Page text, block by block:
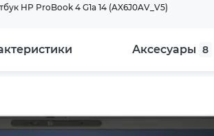
HP ProBook 4 G1a 14 (AX6J0AV_V5)
Аксесуары 8